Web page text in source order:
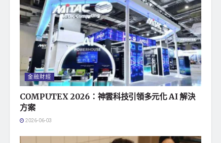
金融財經
COMPUTEX 2026：神雲科技引領多元化 AI 解決
方案
2026-06-03